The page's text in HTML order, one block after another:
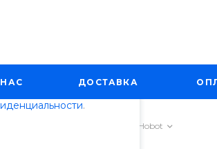
и
Продолжая
.
ДОСТАВКА
Hobot